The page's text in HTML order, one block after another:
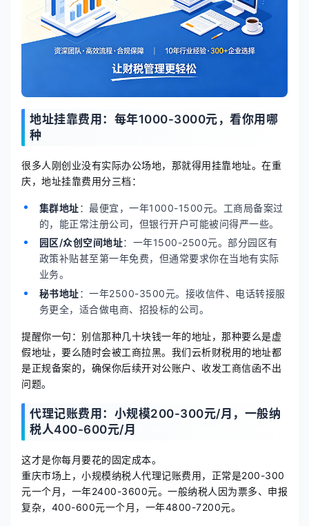
地址挂靠费用：每年1000-3000元，看你用哪
种
很多人刚创业没有实际办公场地，那就得用挂靠地址。在重
庆，地址挂靠费用分三档：
集群地址：最便宜，一年1000-1500元。工商局备案过
的，能正常注册公司，但银行开户可能被问得严一些。
园区/众创空间地址：一年1500-2500元。部分园区有
政策补贴甚至第一年免费，但通常要求你在当地有实际
业务。
秘书地址：一年2500-3500元。接收信件、电话转接服
务更全，适合做电商、招投标的公司。
提醒你一句：别信那种几十块钱一年的地址，那种要么是虚
假地址，要么随时会被工商拉黑。我们云析财税用的地址都
是正规备案的，确保你后续开对公账户、收发工商信函不出
问题。
代理记账费用：小规模200-300元/月，一般纳
税人400-600元/月
这才是你每月要花的固定成本。
重庆市场上，小规模纳税人代理记账费用，正常是200-300
元一个月，一年2400-3600元。一般纳税人因为票多、申报
复杂，400-600元一个月，一年4800-7200元。